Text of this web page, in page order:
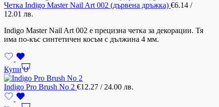
Четка Indigo Master Nail Art 002 (дървена дръжка) €6.14 /
12.01 лв.
Indigo Master Nail Art 002 е прецизна четка за декорации. Тя
има по-къс синтетичен косъм с дължина 4 мм.
Купи
Indigo Pro Brush No 2 €12.27 / 24.00 лв.